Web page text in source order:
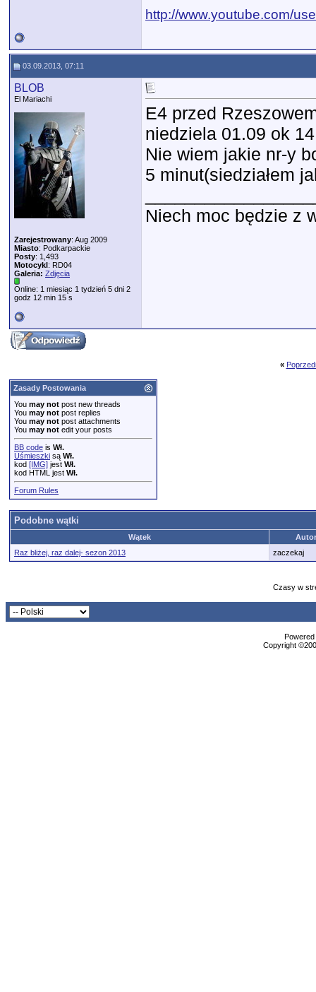
http://www.youtube.com/
03.09.2013, 07:11
BLOB
El Mariachi
Zarejestrowany: Aug 2009
Miasto: Podkarpackie
Posty: 1,493
Motocykl: RD04
Galeria: Zdjęcia
Online: 1 miesiąc 1 tydzień 5 dni 2
godz 12 min 15 s
E4 przed
niedziela 01.09 ok
Nie wiem jakie nr-y
5 minut(siedziałem
Niech moc będzie z
«
Zasady Postowania
You may not post new threads
You may not post replies
You may not post attachments
You may not edit your posts
BB code is Wł.
Uśmieszki są Wł.
kod [IMG] jest Wł.
kod HTML jest Wł.
Forum Rules
Podobne wątki
Wątek
Raz bliżej, raz dalej- sezon 2013
zaczekaj
Czasy w
Copyright